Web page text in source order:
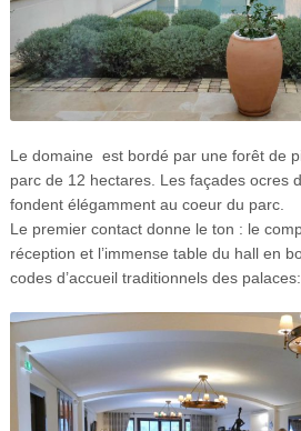
Le domaine est bordé par une forêt de
parc de 12 hectares. Les façades ocres
fondent élégamment au coeur du parc.
Le premier contact donne le ton : le
réception et l’immense table du hall en
codes d’accueil traditionnels des palaces: